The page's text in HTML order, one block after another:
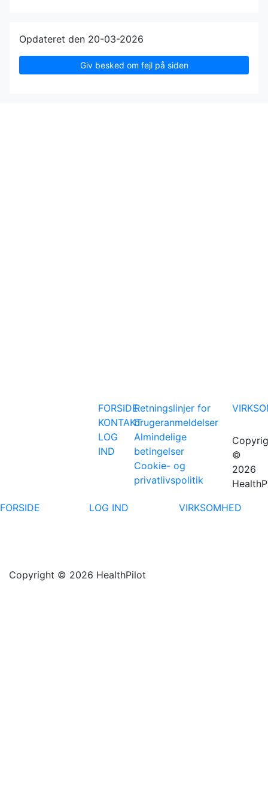
Opdateret den 20-03-2026
Giv besked om fejl på siden
FORSIDE
KONTAKT
LOG
IND
Retningslinjer for
brugeranmeldelser
Almindelige
betingelser
Cookie- og
privatlivspolitik
©
2026
FORSIDE
LOG IND VIRKSOMHED
Copyright © 2026 HealthPilot